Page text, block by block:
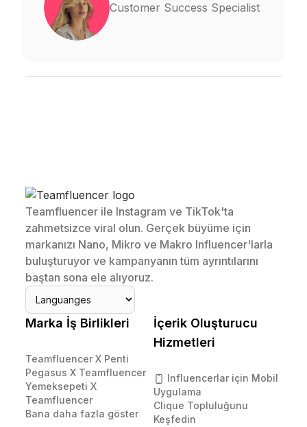
Customer Success Specialist
Teamfluencer ile Instagram ve TikTok'ta
zahmetsizce viral olun. Gerçek büyüme için
markanızı Nano, Mikro ve Makro Influencer'larla
buluşturuyor ve kampanyanın tüm ayrıntılarını
baştan sona ele alıyoruz.
Marka İş Birlikleri
Teamfluencer X Penti
Pegasus X Teamfluencer
Yemeksepeti X
Teamfluencer
Bana daha fazla göster
İçerik Oluşturucu
Hizmetleri
Influencerlar için Mobil
Uygulama
Clique Topluluğunu
Keşfedin